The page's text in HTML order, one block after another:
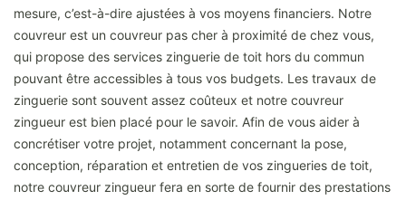
mesure, c’est-à-dire ajustées à vos moyens financiers. Notre
couvreur est un couvreur pas cher à proximité de chez vous,
qui propose des services zinguerie de toit hors du commun
pouvant être accessibles à tous vos budgets. Les travaux de
zinguerie sont souvent assez coûteux et notre couvreur
zingueur est bien placé pour le savoir. Afin de vous aider à
concrétiser votre projet, notamment concernant la pose,
conception, réparation et entretien de vos zingueries de toit,
notre couvreur zingueur fera en sorte de fournir des prestations